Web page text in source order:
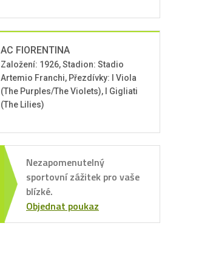
AC FIORENTINA
Založení: 1926, Stadion: Stadio
Artemio Franchi, Přezdívky: I Viola
(The Purples/The Violets), I Gigliati
(The Lilies)
Nezapomenutelný
sportovní zážitek pro vaše
blízké.
Objednat poukaz